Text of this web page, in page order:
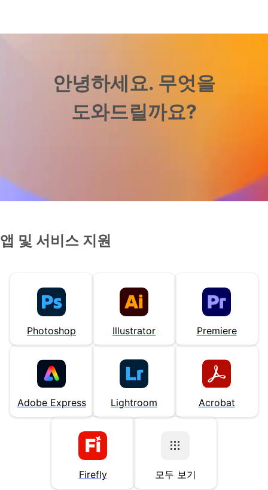
안녕하세요. 무엇을
도와드릴까요?
앱 및 서비스 지원
Photoshop Illustrator Premiere
Adobe Express Lightroom Acrobat
Firefly 모두 보기